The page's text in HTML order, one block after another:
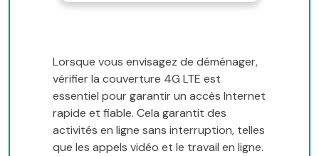
Lorsque vous envisagez de déménager,
vérifier la couverture 4G LTE est
essentiel pour garantir un accès Internet
rapide et fiable. Cela garantit des
activités en ligne sans interruption, telles
que les appels vidéo et le travail en ligne.